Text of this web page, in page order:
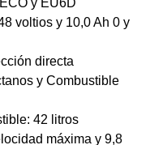
voltios y 10,0 Ah 0 y
directa
y Combustible
42 litros
máxima y 9,8